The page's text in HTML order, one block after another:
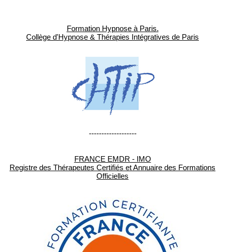
Formation Hypnose à Paris.
Collège d'Hypnose & Thérapies Intégratives de Paris
-------------------
FRANCE EMDR - IMO
Registre des Thérapeutes Certifiés et Annuaire des Formations
Officielles